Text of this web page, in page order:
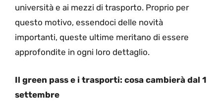
università e ai mezzi di trasporto. Proprio per
questo motivo, essendoci delle novità
importanti, queste ultime meritano di essere
approfondite in ogni loro dettaglio.
Il green pass e i trasporti: cosa cambierà dal 1
settembre